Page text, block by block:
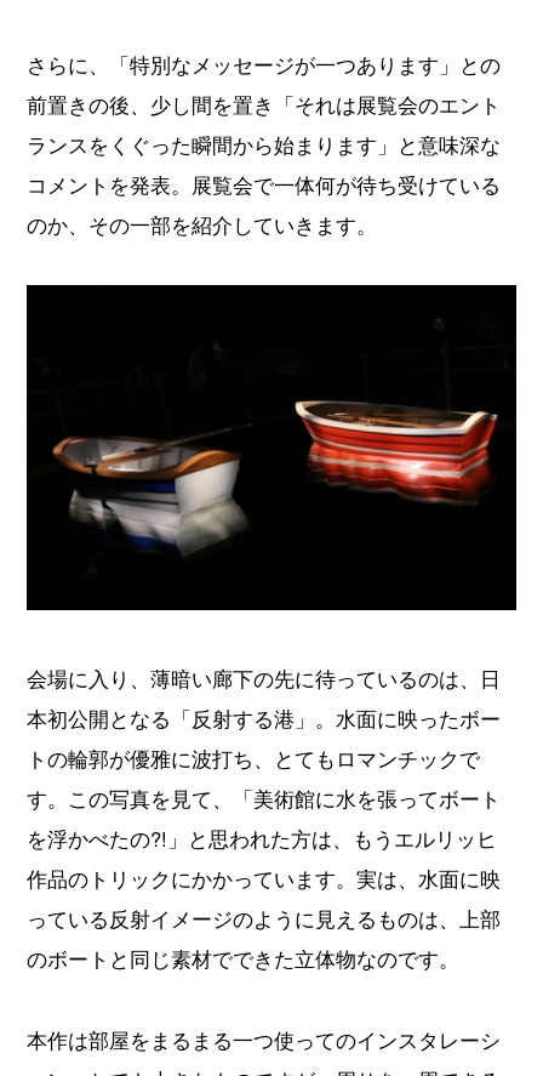
さらに、「特別なメッセージが一つあります」との
前置きの後、少し間を置き「それは展覧会のエント
ランスをくぐった瞬間から始まります」と意味深な
コメントを発表。展覧会で一体何が待ち受けている
のか、その一部を紹介していきます。
会場に入り、薄暗い廊下の先に待っているのは、日
本初公開となる「反射する港」。水面に映ったボー
トの輪郭が優雅に波打ち、とてもロマンチックで
す。この写真を見て、「美術館に水を張ってボート
を浮かべたの?!」と思われた方は、もうエルリッヒ
作品のトリックにかかっています。実は、水面に映
っている反射イメージのように見えるものは、上部
のボートと同じ素材でできた立体物なのです。
本作は部屋をまるまる一つ使ってのインスタレーシ